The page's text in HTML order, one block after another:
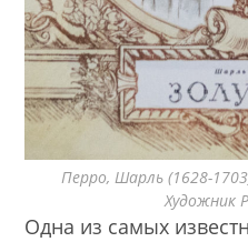
Перро, Шарль (1628-
Художник
Одна из самых